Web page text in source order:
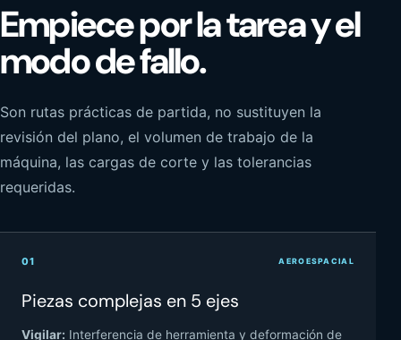
DETALLE DE LA INTERFAZ DEL UTILLAJE
Localizar · amarrar · verificar · transferir
Empiece por la tarea y el
modo de fallo.
Son rutas prácticas de partida, no sustituyen la
revisión del plano, el volumen de trabajo de la
máquina, las cargas de corte y las tolerancias
requeridas.
01 AEROESPACIAL
Piezas complejas en 5 ejes
Vigilar: Interferencia de herramienta y deformación de